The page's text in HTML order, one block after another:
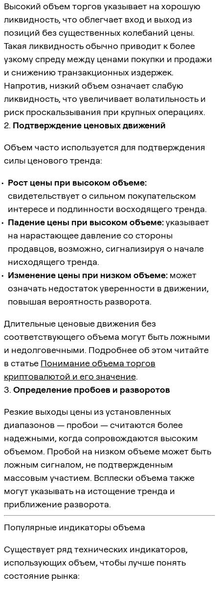
Высокий объем торгов указывает на хорошую
ликвидность, что облегчает вход и выход из
позиций без существенных колебаний цены.
Такая ликвидность обычно приводит к более
узкому спреду между ценами покупки и продажи
и снижению транзакционных издержек.
Напротив, низкий объем означает слабую
ликвидность, что увеличивает волатильность и
риск проскальзывания при крупных операциях.
2. Подтверждение ценовых движений
Объем часто используется для подтверждения
силы ценового тренда:
Рост цены при высоком объеме:
свидетельствует о сильном покупательском
интересе и подлинности восходящего тренда.
Падение цены при высоком объеме:указывает
на нарастающее давление со стороны
продавцов, возможно, сигнализируя о начале
нисходящего тренда.
Изменение цены при низком объеме: может
означать недостаток уверенности в движении,
повышая вероятность разворота.
Длительные ценовые движения без
соответствующего объема могут быть ложными
и недолговечными. Подробнее об этом читайте
в статье Понимание объема торгов
криптовалютой и его значение.
3. Определение пробоев и разворотов
Резкие выходы цены из установленных
диапазонов — пробои — считаются более
надежными, когда сопровождаются высоким
объемом. Пробой на низком объеме может быть
ложным сигналом, не подтвержденным
массовым участием. Всплески объема также
могут указывать на истощение тренда и
приближение разворота.
Популярные индикаторы объема
Существует ряд технических индикаторов,
использующих объем, чтобы лучше понять
состояние рынка: